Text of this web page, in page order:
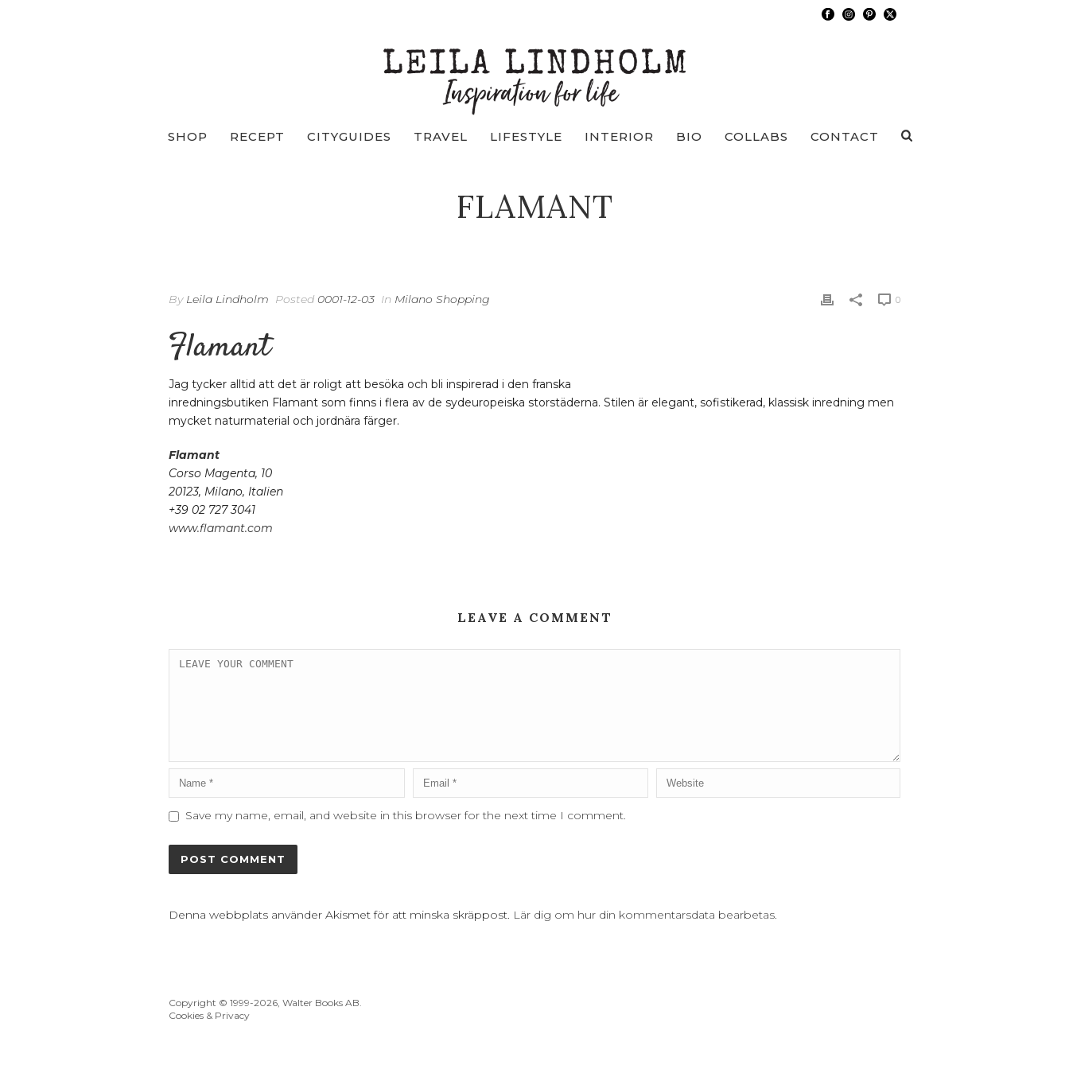
SHOP RECEPT CITYGUIDES TRAVEL LIFESTYLE INTERIOR BIO COLLABS CONTACT
FLAMANT
By Leila Lindholm Posted 0001-12-03 In Milano Shopping 0
Flamant
Jag tycker alltid att det är roligt att besöka och bli inspirerad i den franska
inredningsbutiken Flamant som finns i flera av de sydeuropeiska storstäderna. Stilen är elegant, sofistikerad, klassisk inredning men
mycket naturmaterial och jordnära färger.
Flamant
Corso Magenta, 10
20123, Milano, Italien
+39 02 727 3041
www.flamant.com
LEAVE A COMMENT
Save my name, email, and website in this browser for the next time I comment.
Denna webbplats använder Akismet för att minska skräppost. Lär dig om hur din kommentarsdata bearbetas.
Copyright © 1999-2026, Walter Books AB.
Cookies & Privacy